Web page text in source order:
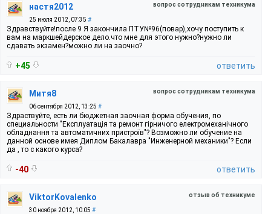
вопрос сотрудникам техникума
настя2012
25 июля 2012, 07:35 #
Здравствуйте!после 9 Я закончила ПТУ№96(повар),хочу поступить к
вам на маркшейдерское дело.что мне для этого нужно?нужно ли
сдавать экзамен?можно ли на заочно?
+45 ответить
вопрос сотрудникам техникума
Митя8
06 сентября 2012, 13:25 #
Здраствуйте, есть ли бюджетная заочная форма обучения, по
специальности "Експлуатація та ремонт гірничого електромеханічного
обладнання та автоматичних пристроїв"? Возможно ли обучение на
данной основе имея Диплом Бакалавра "Инженерной механики"? Если
да , то с какого курса?
-40 ответить
отзыв об техникуме
ViktorKovalenko
30 ноября 2012, 10:05 #